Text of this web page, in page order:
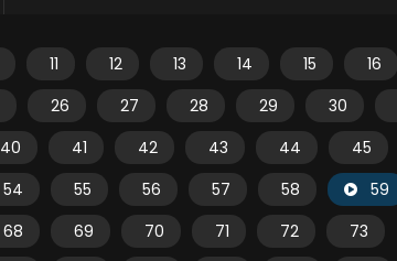
11 12 13 14 15
16
26 27 28 29 30
40 41 42 43 44
45
54 55 56 57 58
59
68 69 70 71 72
73